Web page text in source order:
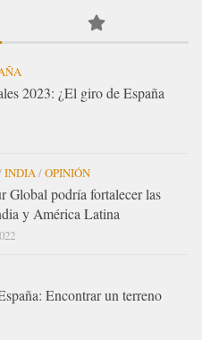
2023: ¿El giro de España
INDIA /OPINIÓN
Global podría fortalecer las
y América Latina
Encontrar un terreno